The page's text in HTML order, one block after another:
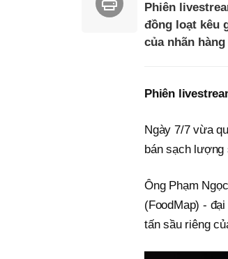
Phiên
đồng loạt kêu
của nhãn hàng
Phiên
Ngày 7/7 vừa
bán sạch lượng
Ông Phạm
(FoodMap) -
tấn sầu riêng